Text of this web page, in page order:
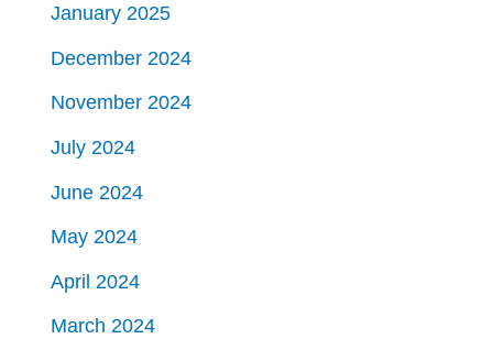
January 2025
December 2024
November 2024
July 2024
June 2024
May 2024
April 2024
March 2024